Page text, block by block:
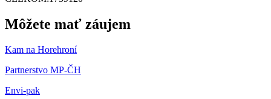
Môžete mať záujem
Kam na Horehroní
Partnerstvo MP-ČH
Envi-pak